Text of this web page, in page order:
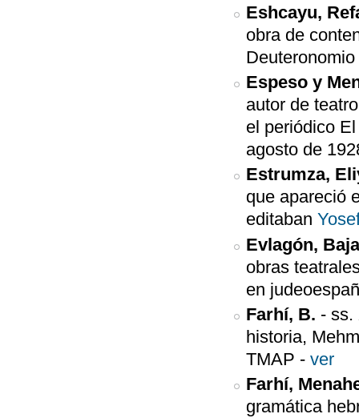
Eshcayu,
obra de
Espeso y
autor de
el periódico
agosto de
Estrumza,
que apareció
editaban
Evlagón,
obras
en
Farhí, B. -ss.
historia,
TMAP -ver
Farhí,
gramática